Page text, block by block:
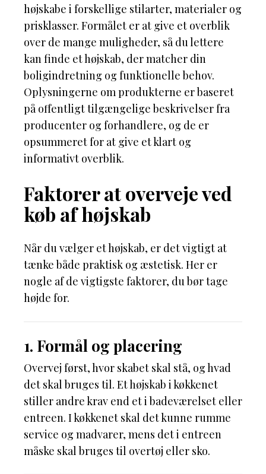
højskabe i forskellige stilarter, materialer og
prisklasser. Formålet er at give et overblik
over de mange muligheder, så du lettere
kan finde et højskab, der matcher din
boligindretning og funktionelle behov.
Oplysningerne om produkterne er baseret
på offentligt tilgængelige beskrivelser fra
producenter og forhandlere, og de er
opsummeret for at give et klart og
informativt overblik.
Faktorer at overveje ved
køb af højskab
Når du vælger et højskab, er det vigtigt at
tænke både praktisk og æstetisk. Her er
nogle af de vigtigste faktorer, du bør tage
højde for.
1. Formål og placering
Overvej først, hvor skabet skal stå, og hvad
det skal bruges til. Et højskab i køkkenet
stiller andre krav end et i badeværelset eller
entreen. I køkkenet skal det kunne rumme
service og madvarer, mens det i entreen
måske skal bruges til overtøj eller sko.